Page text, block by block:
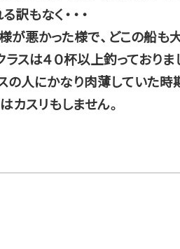
訳もなく・・・
悪かった様で、どこの船も
スは４０杯以上釣っておりま
人にかなり肉薄していた時
カスリもしません。